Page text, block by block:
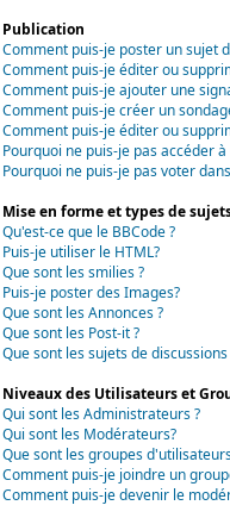
Publication
Comment puis-je poster un sujet
Comment puis-je éditer ou
Comment puis-je ajouter une
Comment puis-je créer un
Comment puis-je éditer ou
Pourquoi ne puis-je pas accéder
Pourquoi ne puis-je pas voter
Mise en forme et types de
Qu'est-ce que le BBCode ?
Puis-je utiliser le HTML?
Que sont les smilies ?
Puis-je poster des Images?
Que sont les Annonces ?
Que sont les Post-it ?
Que sont les sujets de
Niveaux des Utilisateurs et
Qui sont les Administrateurs ?
Qui sont les Modérateurs?
Que sont les groupes
Comment puis-je joindre un
Comment puis-je devenir le